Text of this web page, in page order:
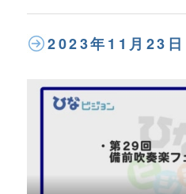
2023年11月23